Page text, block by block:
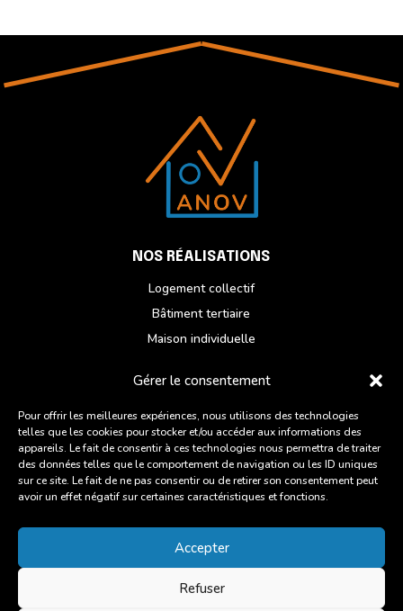
Gérer le consentement
Pour offrir les meilleures expériences, nous utilisons des technologies
telles que les cookies pour stocker et/ou accéder aux informations des
appareils. Le fait de consentir à ces technologies nous permettra de traiter
des données telles que le comportement de navigation ou les ID uniques
sur ce site. Le fait de ne pas consentir ou de retirer son consentement peut
avoir un effet négatif sur certaines caractéristiques et fonctions.
Accepter
Refuser
NOS RÉALISATIONS
Logement collectif
Bâtiment tertiaire
Maison individuelle
Du lundi au vendredi
ZI des Chatelets, 6 Rue des Artisans,
22960 Plédran